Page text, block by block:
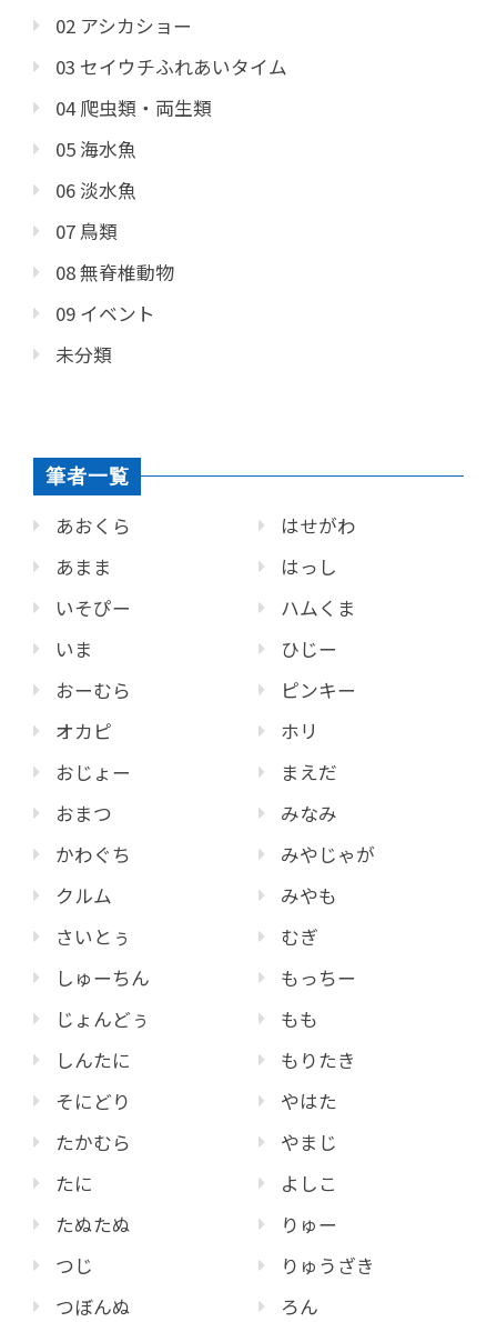
02 アシカショー
03 セイウチふれあいタイム
04 爬虫類・両生類
05 海水魚
06 淡水魚
07 鳥類
08 無脊椎動物
09 イベント
未分類
筆者一覧
あおくら
あまま
いそぴー
いま
おーむら
オカピ
おじょー
おまつ
かわぐち
クルム
さいとぅ
しゅーちん
じょんどぅ
しんたに
そにどり
たかむら
たに
たぬたぬ
つじ
つぼんぬ
はせがわ
はっし
ハムくま
ひじー
ピンキー
ホリ
まえだ
みなみ
みやじゃが
みやも
むぎ
もっちー
もも
もりたき
やはた
やまじ
よしこ
りゅー
りゅうざき
ろん